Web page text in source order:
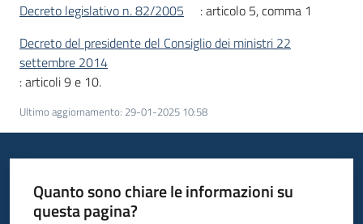
Agenzia
Seguici
su
Decreto legislativo n. 82/2005
: articolo 5, comma 1
Decreto del presidente del Consiglio dei ministri 22
settembre 2014
: articoli 9 e 10.
Ultimo aggiornamento: 29-01-2025 10:58
Quanto sono chiare le informazioni su
questa pagina?